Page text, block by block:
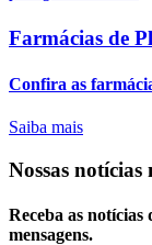
Farmácias de
Confira as
Saiba mais
Nossas notícias
Receba as
mensagens.